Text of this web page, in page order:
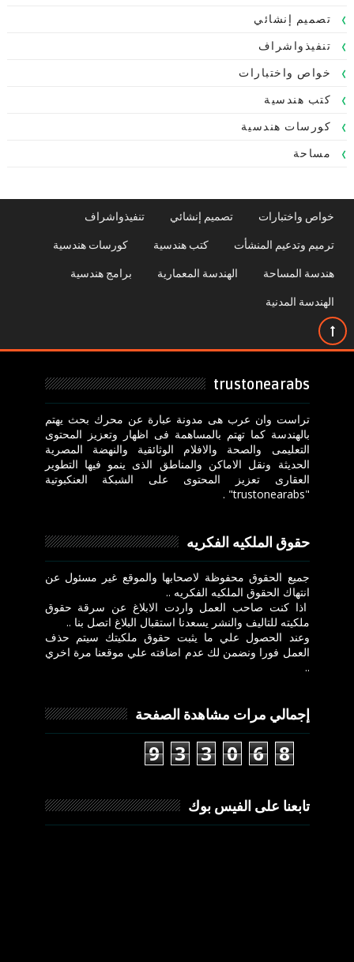
تصميم إنشائي
تنفيذواشراف
خواص واختبارات
كتب هندسية
كورسات هندسية
مساحة
خواص واختبارات تصميم إنشائي تنفيذواشراف
ترميم وتدعيم المنشأت كتب هندسية كورسات هندسية
هندسة المساحة الهندسة المعمارية برامج هندسية
الهندسة المدنية
trustonearabs
تراست وان عرب هى مدونة عبارة عن محرك بحث يهتم
بالهندسة كما تهتم بالمساهمة فى اظهار وتعزيز المحتوى
التعليمى والصحة والافلام الوثائقية والنهضة المصرية
الحديثة ونقل الاماكن والمناطق الذى ينمو فيها التطوير
العقارى تعزيز المحتوى على الشبكة العنكبوتية
"trustonearabs" .
حقوق الملكيه الفكريه
جميع الحقوق محفوظة لاصحابها والموقع غير مسئول عن
انتهاك الحقوق الملكيه الفكريه ..
اذا كنت صاحب العمل واردت الابلاغ عن سرقة حقوق
ملكيته للتاليف والنشر يسعدنا استقبال البلاغ اتصل بنا ..
وعند الحصول علي ما يثبت حقوق ملكيتك سيتم حذف
العمل فورا ونضمن لك عدم اضافته علي موقعنا مرة اخري
..
إجمالي مرات مشاهدة الصفحة
9 3 3 0 6 8
تابعنا على الفيس بوك